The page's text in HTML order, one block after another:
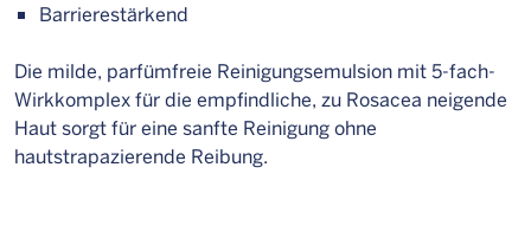
Barrierestärkend
Die milde, parfümfreie Reinigungsemulsion mit 5-fach-
Wirkkomplex für die empfindliche, zu Rosacea neigende
Haut sorgt für eine sanfte Reinigung ohne
hautstrapazierende Reibung.